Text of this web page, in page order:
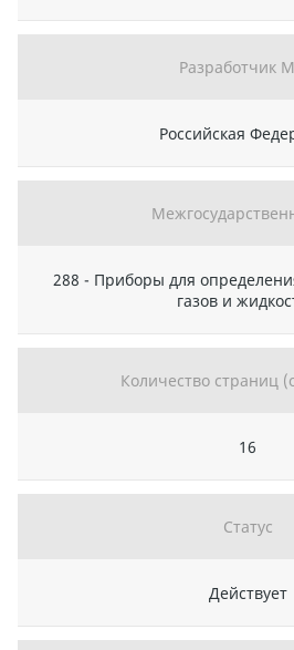
Разработчик
Российская
288 - Приборы для
газов и
Количество страниц
16
Статус
Действует